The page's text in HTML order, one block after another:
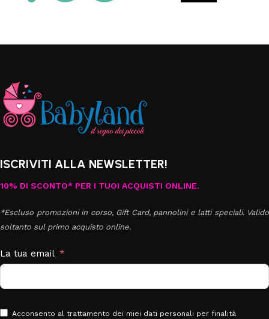
ISCRIVITI ALLA NEWSLETTER!
10% DI SCONTO* PER I TUOI ACQUISTI ONLINE.
*Escluso promozioni in corso, Gift Card, pannolini e latti speciali. Valido
soltanto sul primo acquisto online.
La tua email
Acconsento al trattamento dei miei dati personali per finalità